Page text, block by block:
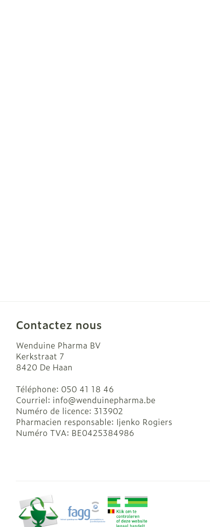
Contactez nous
Wenduine Pharma BV
Kerkstraat 7
8420 De Haan
Téléphone: 050 41 18 46
Courriel: info@wenduinepharma.be
Numéro de licence: 313902
Pharmacien responsable: Ijenko Rogiers
Numéro TVA: BE0425384986